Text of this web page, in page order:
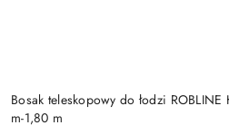
Bosak teleskopowy do łodzi
m-1,80 m